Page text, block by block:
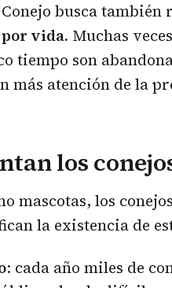
busca
vida. Muchas
tiempo son
más atención de la
los
mascotas, los
la existencia de
: cada año miles de